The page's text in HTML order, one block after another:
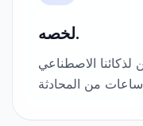
لخصه.
الاصطناعي